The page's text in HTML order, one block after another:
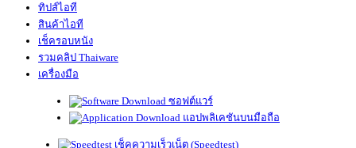
ทิปส์ไอที
สินค้าไอที
เช็ครอบหนัง
รวมคลิป Thaiware
เครื่องมือ
ซอฟต์แวร์
แอปพลิเคชันบนมือถือ
เช็คความเร็วเน็ต (Speedtest)